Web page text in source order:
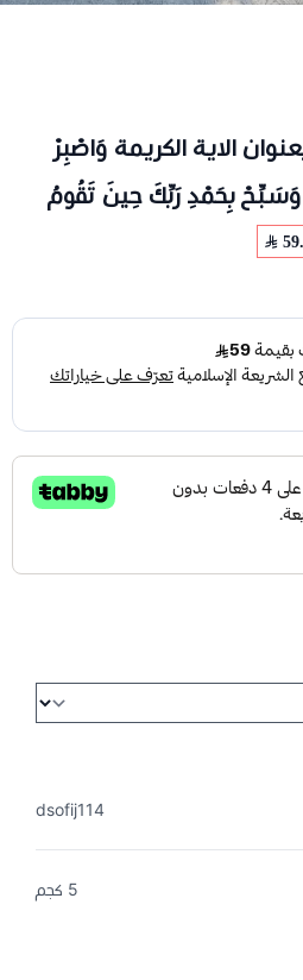
الاية الكريمة وَاصْبِرْ
وَسَبِّحْ بِحَمْدِ رَبِّكَ حِينَ تَقُومُ
dsofij114
5 كجم